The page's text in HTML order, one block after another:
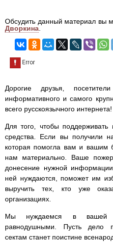
Обсудить данный материал вы
Дворкина
Дорогие друзья,
информативного и самого
всего русскоязычного интернета!
Для того, чтобы
средства. Если вы получили
которая помогла вам и вашим
нам материально. Ваше
донесение нужной
ней нуждаются, поможет им
выручить тех, кто уже
организациях.
Мы нуждаемся в вашей
равнодушными. Пусть дело
сектам станет поистине